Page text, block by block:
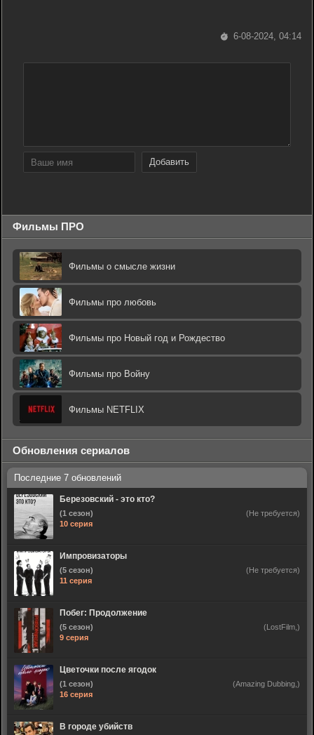
6-08-2024, 04:14
Добавить
Фильмы ПРО
Фильмы о смысле жизни
Фильмы про любовь
Фильмы про Новый год и Рождество
Фильмы про Войну
Фильмы NETFLIX
Обновления сериалов
Березовский - это кто?
(1 сезон)
10 серия
(Не требуется)
Импровизаторы
(5 сезон)
11 серия
(Не требуется)
Побег: Продолжение
(5 сезон)
9 серия
(LostFilm,)
Цветочки после ягодок
(1 сезон)
16 серия
(Amazing Dubbing,)
В городе убийств